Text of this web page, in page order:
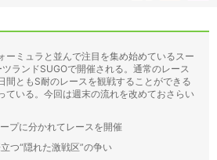
ーミュラと並んで注目を集め始めているスー
ランドSUGOで開催される。通常のレース
間ともS耐のレースを観戦することができる
ている。今回は週末の流れを改めておさらい
プに分かれてレースを開催
つ“隠れた激戦区”の争い